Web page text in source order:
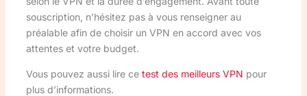
souscription, n’hésitez pas à vous renseigner au
préalable afin de choisir un VPN en accord avec vos
attentes et votre budget.
Vous pouvez aussi lire ce test des meilleurs VPN pour
plus d’informations.